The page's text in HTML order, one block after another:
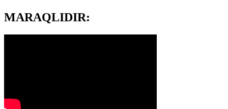
MARAQLIDIR: